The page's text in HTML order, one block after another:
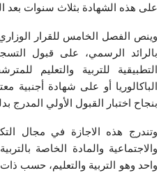
على هذه الشهادة بثلاث سنوات بعد
بالرائد الرسمي، على قبول
التطبيقية للتربية والتعليم
الباكالوريا أو على شهادة أجنبية
بنجاح اختبار القبول الأولي المدرج
وتندرج هذه الاجازة في مجال
والاجتماعية والمادة الخاصة
واحد وهو التربية والتعليم، حسب